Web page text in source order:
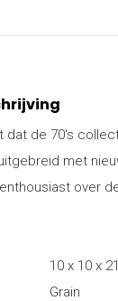
dat de 70's
met
over
10 x 10 x
Grain